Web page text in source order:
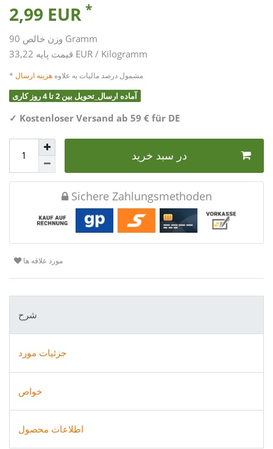
2,99 EUR *
وزن خالص Gramm
قیمت پایه 33,22 EUR / Kilogramm
* مشمول درصد مالیات به علاوه هزینه ارسال
آماده ارسال_تحویل بین 2 تا 4 روز کاری
✓ Kostenloser Versand ab 59 € für DE
در سبد خرید
Sichere Zahlungsmethoden
مورد علاقه ها
شرح
جزئیات مورد
خواص
اطلاعات محصول